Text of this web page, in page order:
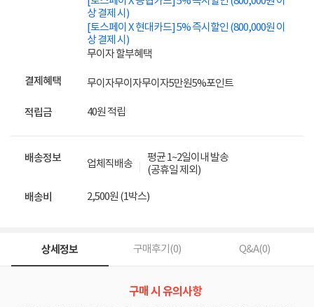
상 결제 시)
[토스페이 X 현대카드] 5% 즉시할인 (800,000원 이
상 결제 시)
무이자 할부혜택
결제혜택 무이자무이자무이자5만원5%포인트
적립금 40원 적립
배송정보 업체직배송
평균 1~2일이내 발송
(공휴일 제외)
배송비 2,500원 (1박스)
상세정보 구매후기(0) Q&A(0)
구매 시 유의사항